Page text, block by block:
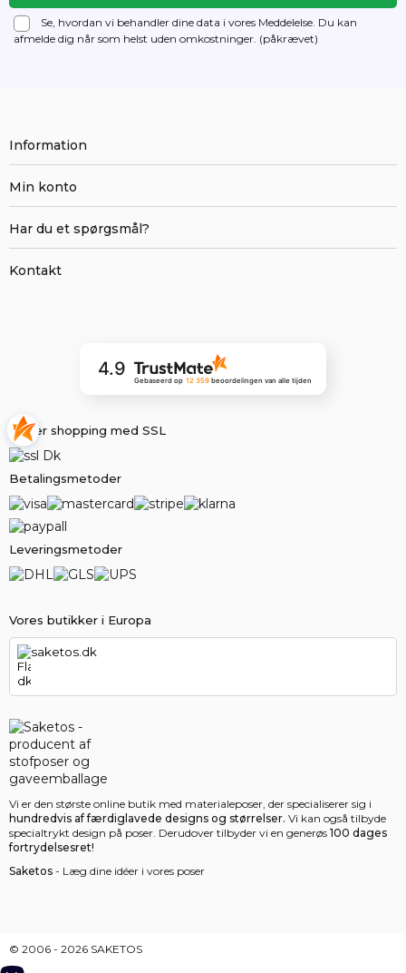
Se, hvordan vi behandler dine data i vores Meddelelse. Du kan
afmelde dig når som helst uden omkostninger. (påkrævet)
Vi er den største online butik med materialeposer, der specialiserer sig i
hundredvis af færdiglavede designs og størrelser. Vi kan også tilbyde
specialtrykt design på poser. Derudover tilbyder vi en generøs 100 dages
fortrydelsesret!
Saketos - Læg dine idéer i vores poser
Vores butikker i Europa
saketos.dk
Information
Min konto
Har du et spørgsmål?
Kontakt
4.9
Gebaseerd op 12 359 beoordelingenvan alle tijden
Sikker shopping med SSL
Betalingsmetoder
Leveringsmetoder
© 2006 - 2026 SAKETOS